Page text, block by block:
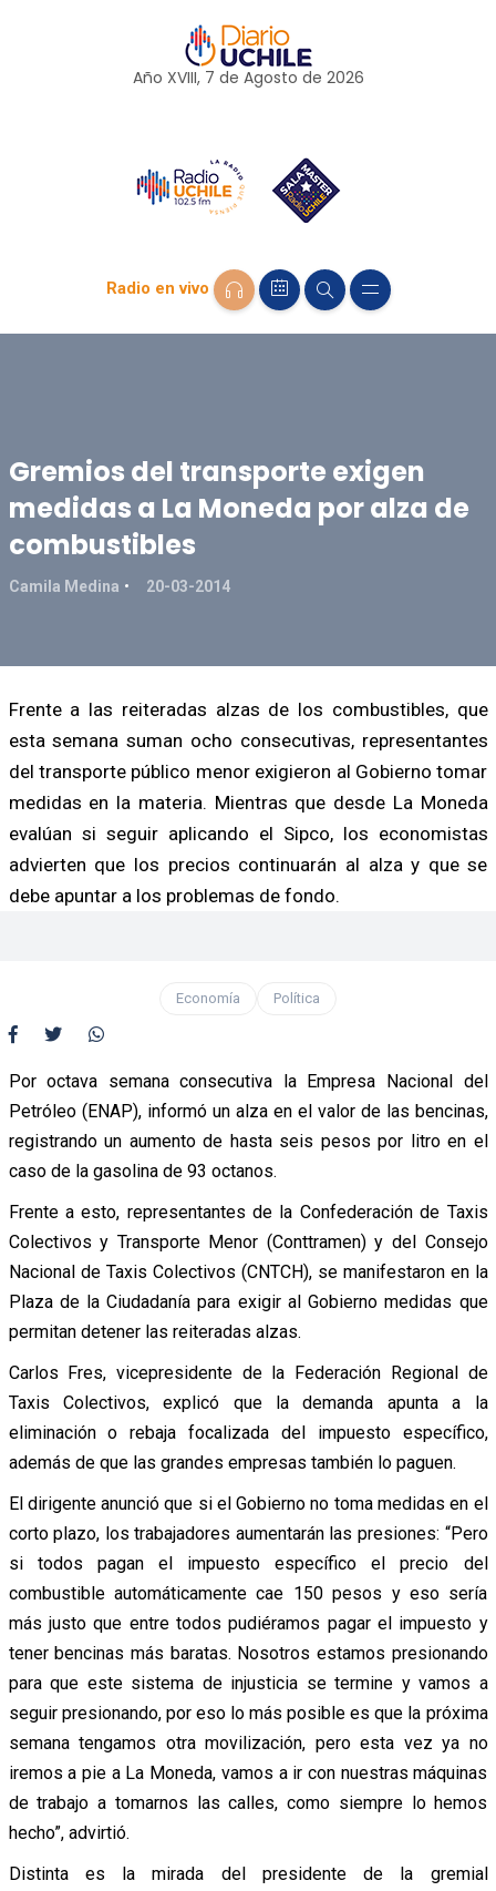
Año XVIII, 7 de Agosto de 2026
Radio en vivo
Gremios del transporte exigen
medidas a La Moneda por alza de
combustibles
Camila Medina 20-03-2014
Frente a las reiteradas alzas de los combustibles, que
esta semana suman ocho consecutivas, representantes
del transporte público menor exigieron al Gobierno tomar
medidas en la materia. Mientras que desde La Moneda
evalúan si seguir aplicando el Sipco, los economistas
advierten que los precios continuarán al alza y que se
debe apuntar a los problemas de fondo.
Economía Política
Por octava semana consecutiva la Empresa Nacional del
Petróleo (ENAP), informó un alza en el valor de las bencinas,
registrando un aumento de hasta seis pesos por litro en el
caso de la gasolina de 93 octanos.
Frente a esto, representantes de la Confederación de Taxis
Colectivos y Transporte Menor (Conttramen) y del Consejo
Nacional de Taxis Colectivos (CNTCH), se manifestaron en la
Plaza de la Ciudadanía para exigir al Gobierno medidas que
permitan detener las reiteradas alzas.
Carlos Fres, vicepresidente de la Federación Regional de
Taxis Colectivos, explicó que la demanda apunta a la
eliminación o rebaja focalizada del impuesto específico,
además de que las grandes empresas también lo paguen.
El dirigente anunció que si el Gobierno no toma medidas en el
corto plazo, los trabajadores aumentarán las presiones: “Pero
si todos pagan el impuesto específico el precio del
combustible automáticamente cae 150 pesos y eso sería
más justo que entre todos pudiéramos pagar el impuesto y
tener bencinas más baratas. Nosotros estamos presionando
para que este sistema de injusticia se termine y vamos a
seguir presionando, por eso lo más posible es que la próxima
semana tengamos otra movilización, pero esta vez ya no
iremos a pie a La Moneda, vamos a ir con nuestras máquinas
de trabajo a tomarnos las calles, como siempre lo hemos
hecho”, advirtió.
Distinta es la mirada del presidente de la gremial